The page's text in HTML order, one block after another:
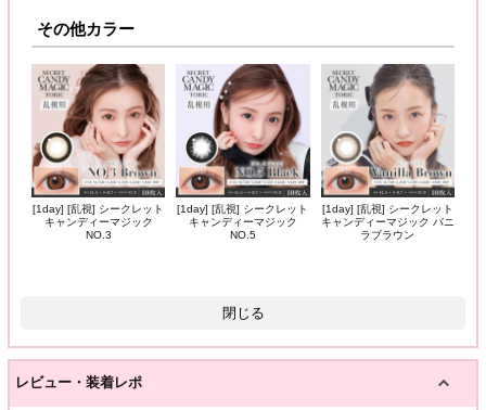
その他カラー
[1day] [乱視] シークレット
キャンディーマジック
NO.3
[1day] [乱視] シークレット
キャンディーマジック
NO.5
[1day] [乱視] シークレット
キャンディーマジック バニ
ラブラウン
閉じる
レビュー・装着レポ